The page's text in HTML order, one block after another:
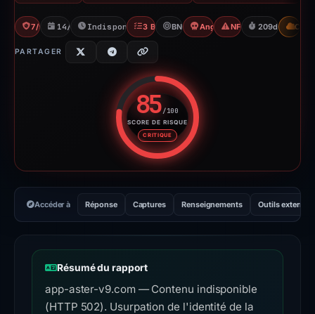
7/95 VT14/10/2025Indisponible depuis 12/05/2026
3 BlocklistsBNB ChainAngel Drainer
NFT Scam209d to CDN
PARTAGER
85/100
SCORE DE RISQUE
CRITIQUE
Score de risque : 85 sur
Accéder à Réponse Captures Renseignements Outils externes
Résumé du rapport
app-aster-v9.com — Contenu indisponible
(HTTP 502). Usurpation de l'identité de la